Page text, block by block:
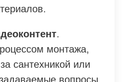
.
монтажа,
сантехникой или
вопросы